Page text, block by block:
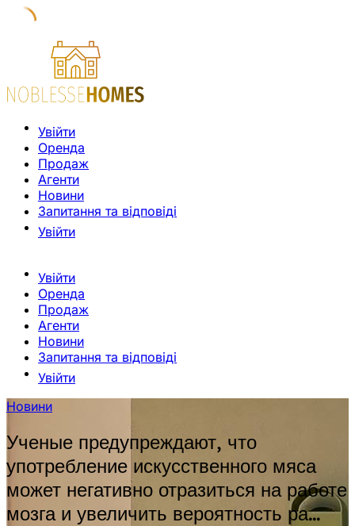
Увійти
Оренда
Продаж
Агенти
Новини
Запитання та відповіді
Увійти
Увійти
Оренда
Продаж
Агенти
Новини
Запитання та відповіді
Увійти
Новини
Ученые предупреждают, что
употребление искусственного мяса
может негативно отразиться на работе
мозга и увеличить вероятность ра…